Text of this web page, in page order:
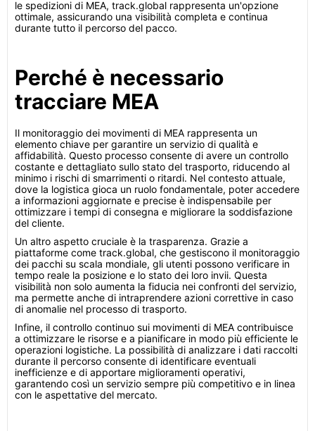
le spedizioni di MEA, track.global rappresenta un'opzione
ottimale, assicurando una visibilità completa e continua
durante tutto il percorso del pacco.
Perché è necessario
tracciare MEA
Il monitoraggio dei movimenti di MEA rappresenta un
elemento chiave per garantire un servizio di qualità e
affidabilità. Questo processo consente di avere un controllo
costante e dettagliato sullo stato del trasporto, riducendo al
minimo i rischi di smarrimenti o ritardi. Nel contesto attuale,
dove la logistica gioca un ruolo fondamentale, poter accedere
a informazioni aggiornate e precise è indispensabile per
ottimizzare i tempi di consegna e migliorare la soddisfazione
del cliente.
Un altro aspetto cruciale è la trasparenza. Grazie a
piattaforme come track.global, che gestiscono il monitoraggio
dei pacchi su scala mondiale, gli utenti possono verificare in
tempo reale la posizione e lo stato dei loro invii. Questa
visibilità non solo aumenta la fiducia nei confronti del servizio,
ma permette anche di intraprendere azioni correttive in caso
di anomalie nel processo di trasporto.
Infine, il controllo continuo sui movimenti di MEA contribuisce
a ottimizzare le risorse e a pianificare in modo più efficiente le
operazioni logistiche. La possibilità di analizzare i dati raccolti
durante il percorso consente di identificare eventuali
inefficienze e di apportare miglioramenti operativi,
garantendo così un servizio sempre più competitivo e in linea
con le aspettative del mercato.